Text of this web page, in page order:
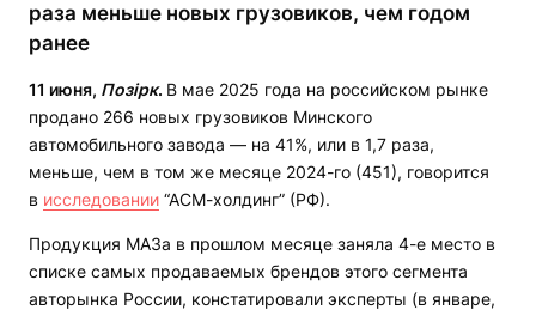
раза меньше новых грузовиков, чем годом
ранее
11 июня, Позірк. В мае 2025 года на российском рынке
продано 266 новых грузовиков Минского
автомобильного завода — на 41%, или в 1,7 раза,
меньше, чем в том же месяце 2024-го (451), говорится
в исследовании “АСМ-холдинг” (РФ).
Продукция МАЗа в прошлом месяце заняла 4-е место в
списке самых продаваемых брендов этого сегмента
авторынка России, констатировали эксперты (в январе,